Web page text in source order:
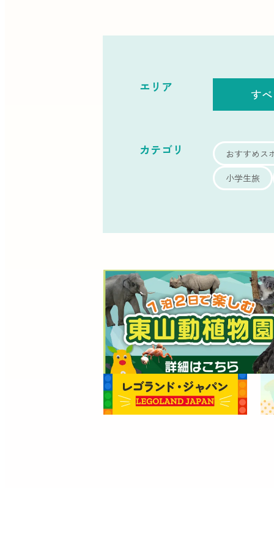
エリア
す
カテゴリ
おすすめス
小学生旅